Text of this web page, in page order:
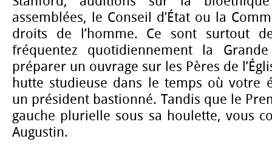
assemblées, le Conseil d’État ou la
droits de l’homme. Ce sont surtout
fréquentez quotidiennement la
préparer un ouvrage sur les Pères de
hutte studieuse dans le temps où votre
un président bastionné. Tandis que le
gauche plurielle sous sa houlette, vous
Augustin.